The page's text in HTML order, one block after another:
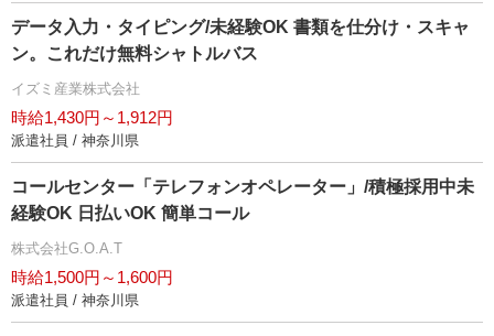
データ入力・タイピング/未経験OK 書類を仕分け・スキャ
ン。これだけ無料シャトルバス
イズミ産業株式会社
時給1,430円～1,912円
派遣社員 / 神奈川県
コールセンター「テレフォンオペレーター」/積極採用中未
経験OK 日払いOK 簡単コール
株式会社G.O.A.T
時給1,500円～1,600円
派遣社員 / 神奈川県